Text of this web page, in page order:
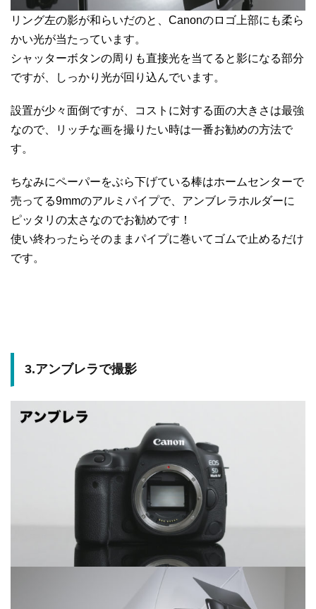
リング左の影が和らいだのと、Canonのロゴ上部にも柔ら
かい光が当たっています。
シャッターボタンの周りも直接光を当てると影になる部分
ですが、しっかり光が回り込んでいます。
設置が少々面倒ですが、コストに対する面の大きさは最強
なので、リッチな画を撮りたい時は一番お勧めの方法で
す。
ちなみにペーパーをぶら下げている棒はホームセンターで
売ってる9mmのアルミパイプで、アンブレラホルダーに
ピッタリの太さなのでお勧めです！
使い終わったらそのままパイプに巻いてゴムで止めるだけ
です。
3.アンブレラで撮影